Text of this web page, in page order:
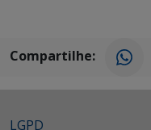
Compartilhe:
LGPD